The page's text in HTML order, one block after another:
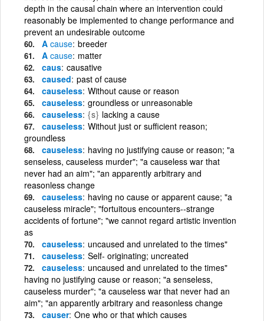
depth in the causal chain where an intervention could
reasonably be implemented to change performance and
prevent an undesirable outcome
A cause breeder
A cause matter
caus causative
caused past of cause
causeless Without cause or reason
causeless groundless or unreasonable
causeless {s} lacking a cause
causeless Without just or sufficient reason;
groundless
causeless having no justifying cause or reason; "a
senseless, causeless murder"; "a causeless war that
never had an aim"; "an apparently arbitrary and
reasonless change
causeless having no cause or apparent cause; "a
causeless miracle"; "fortuitous encounters--strange
accidents of fortune"; "we cannot regard artistic invention
as
causeless uncaused and unrelated to the times"
causeless Self- originating; uncreated
causeless uncaused and unrelated to the times"
having no justifying cause or reason; "a senseless,
causeless murder"; "a causeless war that never had an
aim"; "an apparently arbitrary and reasonless change
causer One who or that which causes